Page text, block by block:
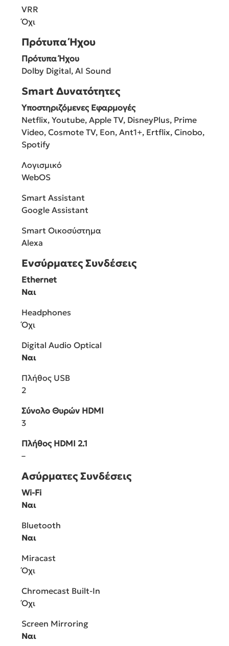
VRR
Όχι
Πρότυπα Ήχου
Πρότυπα Ήχου
Dolby Digital, AI Sound
Smart Δυνατότητες
Υποστηριζόμενες Εφαρμογές
Netflix, Youtube, Apple TV, DisneyPlus, Prime
Video, Cosmote TV, Eon, Ant1+, Ertflix, Cinobo,
Spotify
Λογισμικό
WebOS
Smart Assistant
Google Assistant
Smart Οικοσύστημα
Alexa
Ενσύρματες Συνδέσεις
Ethernet
Ναι
Headphones
Όχι
Digital Audio Optical
Ναι
Πλήθος USB
2
Σύνολο Θυρών HDMI
3
Πλήθος HDMI 2.1
–
Ασύρματες Συνδέσεις
Wi-Fi
Ναι
Bluetooth
Ναι
Miracast
Όχι
Chromecast Built-In
Όχι
Screen Mirroring
Ναι